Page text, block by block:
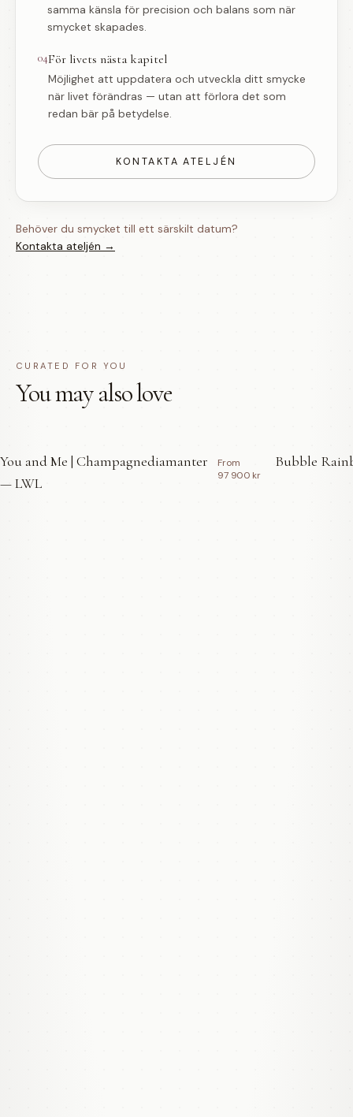
samma känsla för precision och balans som när
smycket skapades.
04För livets nästa kapitel
Möjlighet att uppdatera och utveckla ditt smycke
när livet förändras — utan att förlora det som
redan bär på betydelse.
KONTAKTA ATELJÉN
Behöver du smycket till ett särskilt datum?
Kontakta ateljén →
CURATED FOR YOU
You may also love
You and Me | Champagnediamanter
— LWL
From
97 900 kr
Bubble